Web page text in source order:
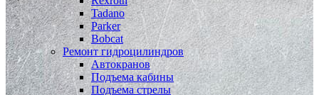
Tadano
Parker
Bobcat
Ремонт гидроцилиндров
Автокранов
Подъема кабины
Подъема стрелы